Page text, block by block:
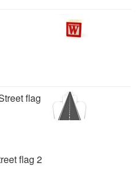
flag
flag 2